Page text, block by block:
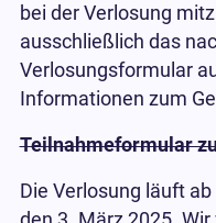
bei der Verlosung
ausschließlich das
Verlosungsformular
Informationen zum
Teilnahmeformular
Die Verlosung läuft